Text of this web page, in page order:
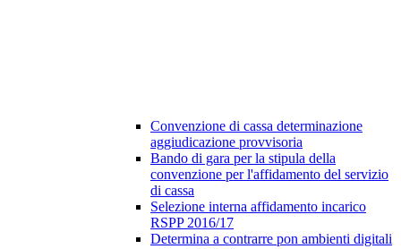
Convenzione di cassa determinazione
aggiudicazione provvisoria
Bando di gara per la stipula della
convenzione per l'affidamento del servizio
di cassa
Selezione interna affidamento incarico
RSPP 2016/17
Determina a contrarre pon ambienti digitali